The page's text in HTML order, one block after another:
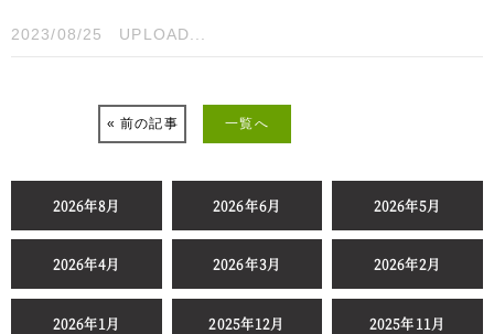
2023/08/25 UPLOAD...
« 前の記事 一覧へ
2026年8月 2026年6月 2026年5月
2026年4月 2026年3月 2026年2月
2026年1月 2025年12月 2025年11月